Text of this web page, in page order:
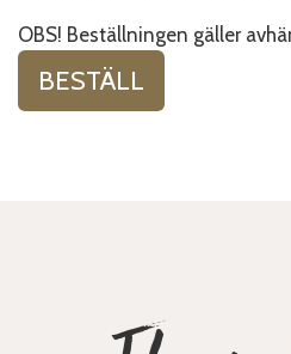
OBS! Beställningen gäller